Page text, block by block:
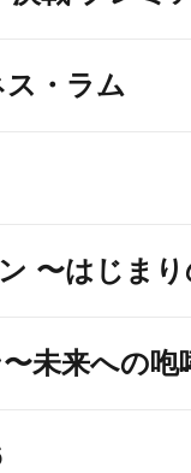
・ラム
〜はじま
未来への咆